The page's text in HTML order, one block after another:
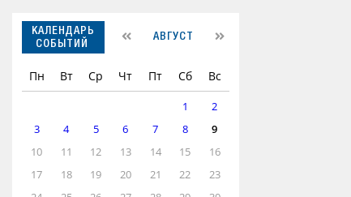
КАЛЕНДАРЬ
СОБЫТИЙ
АВГУСТ
Пн Вт Ср Чт Пт Сб Вс
1
2
3
4 5 6 7 8
9
10
11 12 13 14 15
16
17
18 19 20 21 22
23